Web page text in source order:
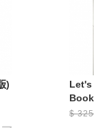
)
Book
$325